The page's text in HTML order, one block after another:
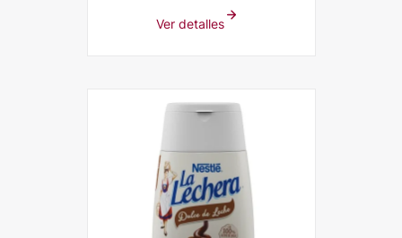
Squeeze 18x335g
Ver detalles